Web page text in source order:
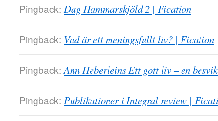
Pingback: Dag Hammarskjöld 2 | Fication
Pingback: Vad är ett meningsfullt liv? | Fication
Pingback: Ann Heberleins Ett gott liv – en
Pingback: Publikationer i Integral review |